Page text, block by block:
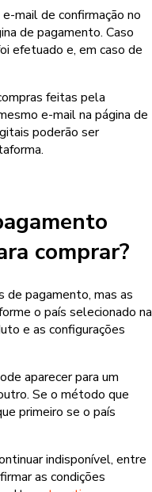
mail de confirmação no
de pagamento. Caso
efetuado e, em caso de
feitas pela
e-mail na página de
poderão ser
comprar?
pagamento, mas as
o país selecionado na
e as configurações
aparecer para um
Se o método que
primeiro se o país
indisponível, entre
as condições